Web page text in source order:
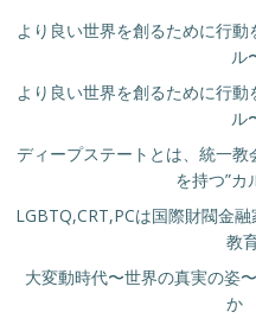
より良い世界を創るために行
ル
より良い世界を創るために行
ル
ディープステートとは、統一
を持つ”カ
LGBTQ,CRT,PCは国際財閥金
教
大変動時代〜世界の真実の姿
か